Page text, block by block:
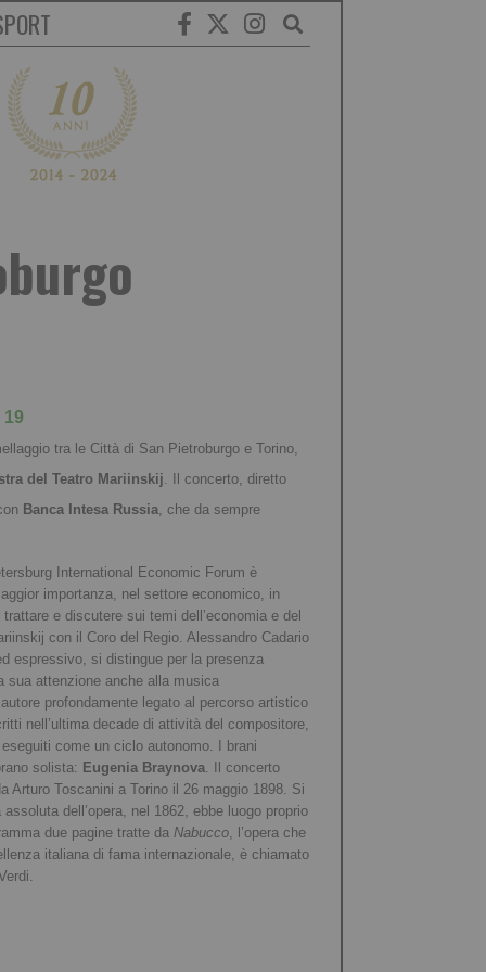
tra le Città di San Pietroburgo e Torino,
del Teatro Mariinskij. Il concerto, diretto
Banca Intesa Russia, che da sempre
International Economic Forum è
importanza, nel settore economico, in
e discutere sui temi dell’economia e del
con il Coro del Regio. Alessandro Cadario
espressivo, si distingue per la presenza
sua attenzione anche alla musica
profondamente legato al percorso artistico
nell’ultima decade di attività del compositore,
come un ciclo autonomo. I brani
solista: Eugenia Braynova . Il concerto
Arturo Toscanini a Torino il 26 maggio 1898. Si
dell’opera, nel 1862, ebbe luogo proprio
due pagine tratte da Nabucco , l’opera che
italiana di fama internazionale, è chiamato